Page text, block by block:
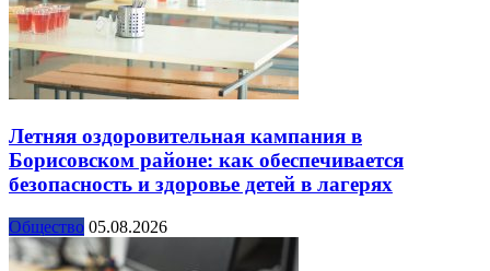
Летняя оздоровительная кампания в
Борисовском районе: как обеспечивается
безопасность и здоровье детей в лагерях
Общество 05.08.2026